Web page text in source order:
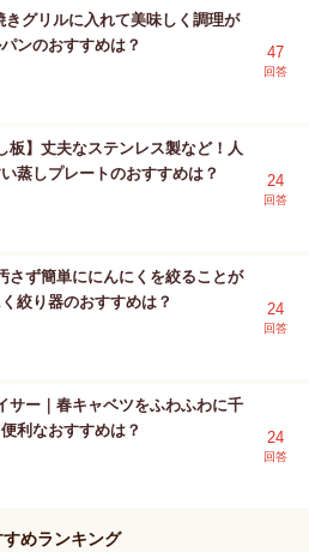
きグリルに入れて美味しく調理が
ンのおすすめは？
47
回答
板】丈夫なステンレス製など！人
蒸しプレートのおすすめは？
24
回答
さず簡単ににんにくを絞ることが
絞り器のおすすめは？
24
回答
サー｜春キャベツをふわふわに千
利なおすすめは？
24
回答
めランキング